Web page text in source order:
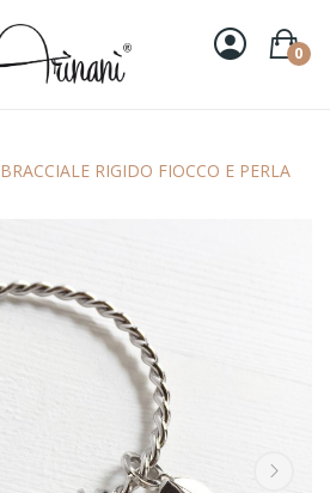
0
BRACCIALE RIGIDO FIOCCO E PERLA